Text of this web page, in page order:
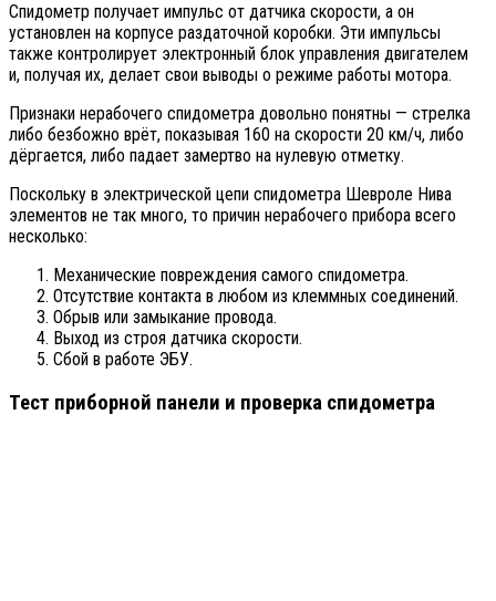
Спидометр получает импульс от датчика скорости, а он
установлен на корпусе раздаточной коробки. Эти импульсы
также контролирует электронный блок управления двигателем
и, получая их, делает свои выводы о режиме работы мотора.
Признаки нерабочего спидометра довольно понятны — стрелка
либо безбожно врёт, показывая 160 на скорости 20 км/ч, либо
дёргается, либо падает замертво на нулевую отметку.
Поскольку в электрической цепи спидометра Шевроле Нива
элементов не так много, то причин нерабочего прибора всего
несколько:
Механические повреждения самого спидометра.
Отсутствие контакта в любом из клеммных соединений.
Обрыв или замыкание провода.
Выход из строя датчика скорости.
Сбой в работе ЭБУ.
Тест приборной панели и проверка спидометра